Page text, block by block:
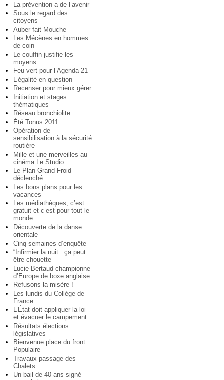
La prévention a de l’avenir
Sous le regard des
citoyens
Auber fait Mouche
Les Mécènes en hommes
de coin
Le couffin justifie les
moyens
Feu vert pour l’Agenda 21
L’égalité en question
Recenser pour mieux gérer
Initiation et stages
thématiques
Réseau bronchiolite
Été Tonus 2011
Opération de
sensibilisation à la sécurité
routière
Mille et une merveilles au
cinéma Le Studio
Le Plan Grand Froid
déclenché
Les bons plans pour les
vacances
Les médiathèques, c’est
gratuit et c’est pour tout le
monde
Découverte de la danse
orientale
Cinq semaines d’enquête
“Infirmier la nuit : ça peut
être chouette”
Lucie Bertaud championne
d’Europe de boxe anglaise
Refusons la misère !
Les lundis du Collège de
France
L’État doit appliquer la loi
et évacuer le campement
Résultats élections
législatives
Bienvenue place du front
Populaire
Travaux passage des
Chalets
Un bail de 40 ans signé